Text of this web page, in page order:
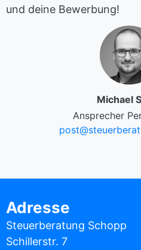
und deine Bewerbung!
Michael
Ansprecher
Adresse
Steuerberatung Schopp
Schillerstr. 7